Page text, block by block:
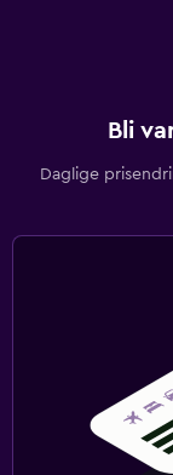
Bli
Daglige